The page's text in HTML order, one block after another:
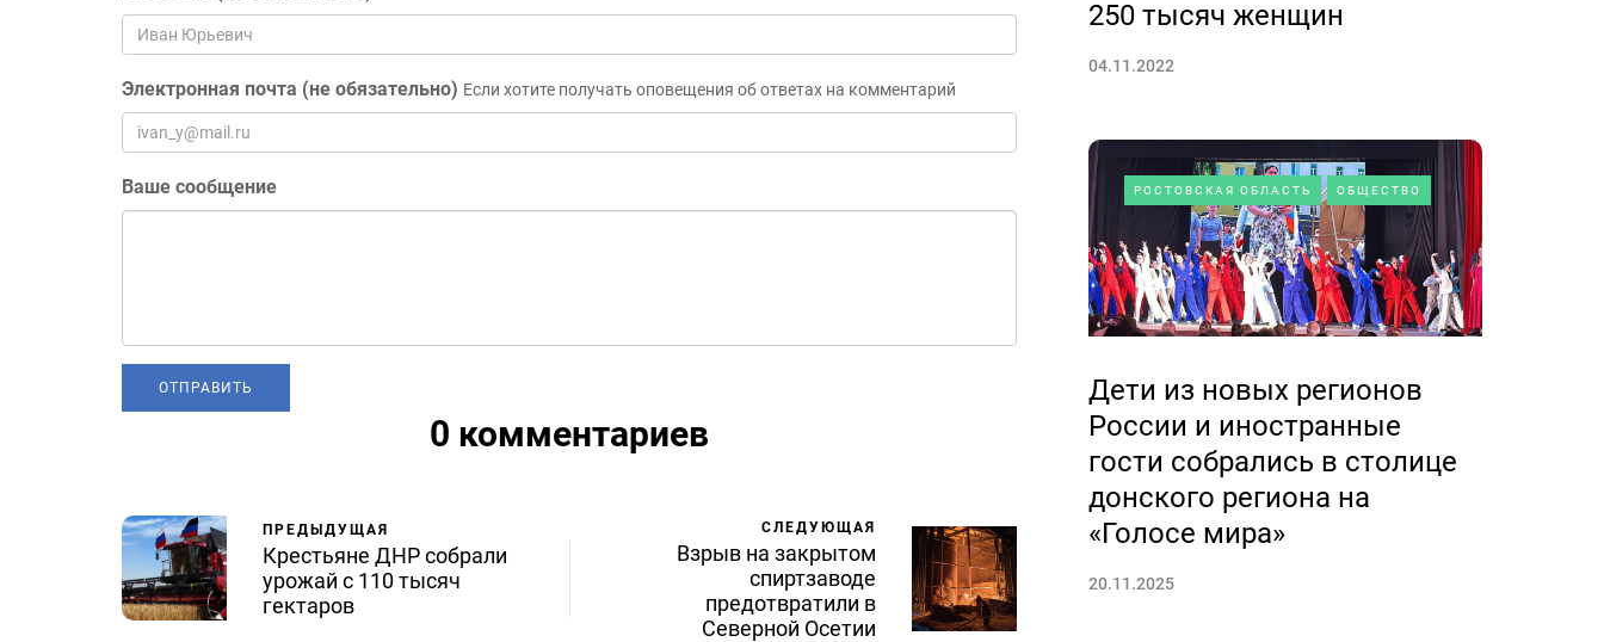
Электронная почта (не обязательно) Если хотите получать оповещения об ответах на комментарий
Ваше сообщение
0 комментариев
ПРЕДЫДУЩАЯ
Крестьяне ДНР собрали
урожай с 110 тысяч
гектаров
СЛЕДУЮЩАЯ
Взрыв на закрытом
спиртзаводе
предотвратили в
Северной Осетии
250 тысяч женщин
04.11.2022
РОСТОВСКАЯ ОБЛАСТЬ ОБЩЕСТВО
Дети из новых регионов
России и иностранные
гости собрались в столице
донского региона на
«Голосе мира»
20.11.2025